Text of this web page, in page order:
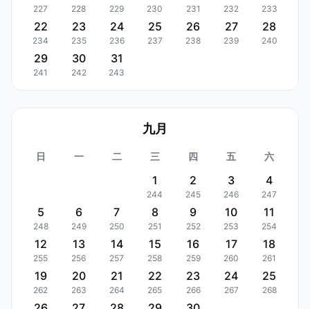
227 228 229 230 231 232 233
22
234
23
235
24
236
25
237
26
238
27
239
28
240
29
241
30
242
31
243
九月
日 一 二 三 四 五 六
1
244
2
245
3
246
4
247
5
248
6
249
7
250
8
251
9
252
10
253
11
254
12
255
13
256
14
257
15
258
16
259
17
260
18
261
19
262
20
263
21
264
22
265
23
266
24
267
25
268